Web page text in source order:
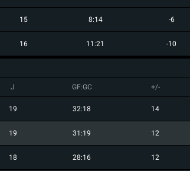
15 8:14 -6
16 11:21 -10
J GF:GC +/-
19 32:18 14
19 31:19 12
18 28:16 12